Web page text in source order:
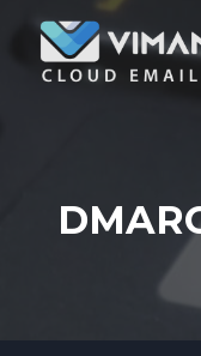
content